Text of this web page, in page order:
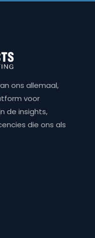
ons allemaal,
voor
de insights,
die ons als